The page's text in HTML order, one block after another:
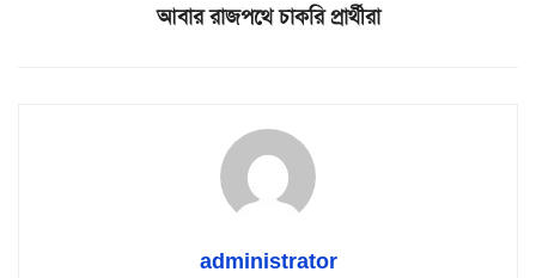
আবার রাজপথে চাকরি প্রার্থীরা
administrator